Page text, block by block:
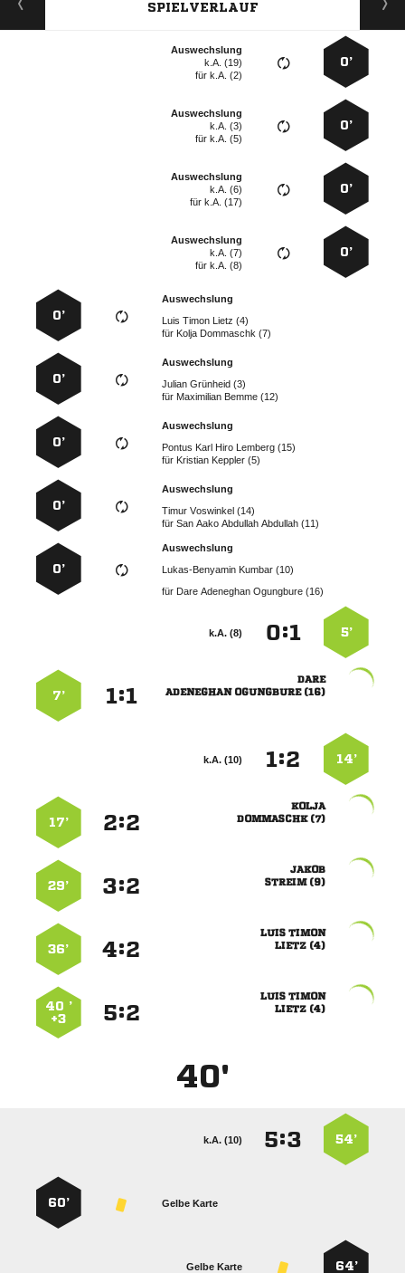
SPIELVERLAUF
0’
Auswechslung
k.A. (19)
fürk.A. (2)
0’
Auswechslung
k.A. (3)
fürk.A. (5)
0’
Auswechslung
k.A. (6)
fürk.A. (17)
0’
Auswechslung
k.A. (7)
fürk.A. (8)
Auswechslung
   
für   
0’
Auswechslung
  
für   
0’
Auswechslung
    
für   
0’
Auswechslung
  
für    
0’
Auswechslung
  
für    
0’
5’
:
k.A. (8)

  
:
7’
14’
:
k.A. (10)

 
:
17’

 
:
29’
 
 
:
36’
 
 
:
40 ’
+3
40'
54’
:
k.A. (10)
Gelbe Karte
60’
64’
Gelbe Karte